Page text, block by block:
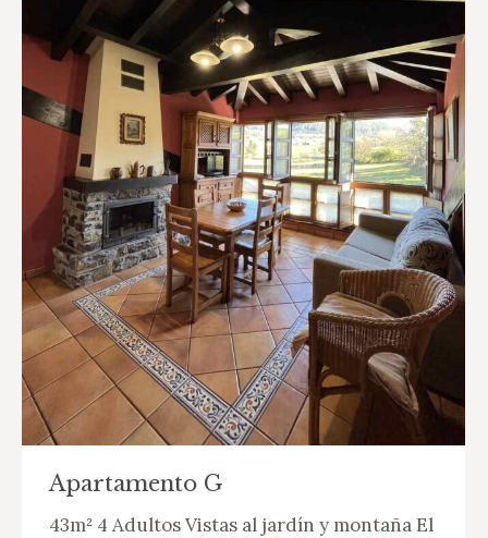
Apartamento G
43m² 4 Adultos Vistas al jardín y montaña El